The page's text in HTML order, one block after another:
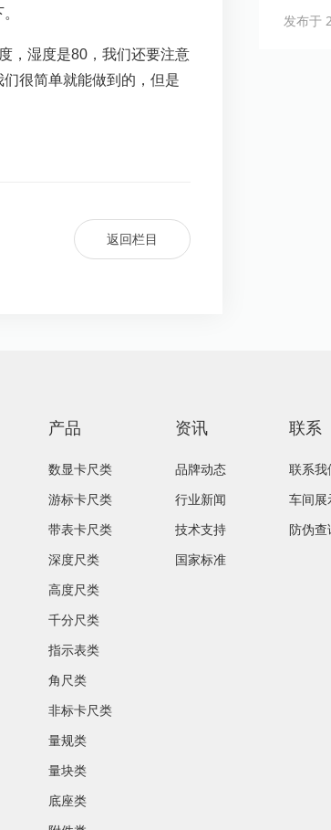
，湿度是80，我们还要注意
很简单就能做到的，但是
返回栏目
发布于
产品
数显卡尺类
游标卡尺类
带表卡尺类
深度尺类
高度尺类
千分尺类
指示表类
角尺类
非标卡尺类
量规类
量块类
底座类
资讯
品牌动态
行业新闻
技术支持
国家标准
联系
联系我
车间展
防伪查